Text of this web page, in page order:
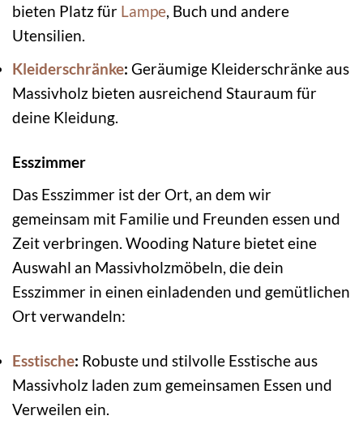
bieten Platz für Lampe, Buch und andere
Utensilien.
Kleiderschränke: Geräumige Kleiderschränke aus
Massivholz bieten ausreichend Stauraum für
deine Kleidung.
Esszimmer
Das Esszimmer ist der Ort, an dem wir
gemeinsam mit Familie und Freunden essen und
Zeit verbringen. Wooding Nature bietet eine
Auswahl an Massivholzmöbeln, die dein
Esszimmer in einen einladenden und gemütlichen
Ort verwandeln:
Esstische: Robuste und stilvolle Esstische aus
Massivholz laden zum gemeinsamen Essen und
Verweilen ein.